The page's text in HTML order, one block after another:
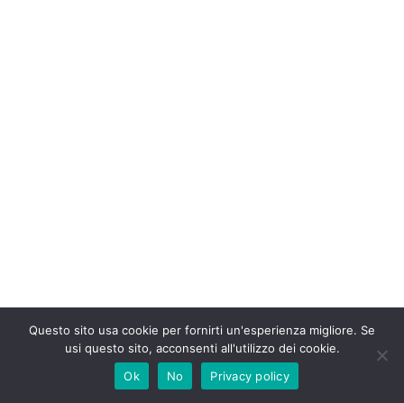
Questo sito usa cookie per fornirti un'esperienza migliore. Se
usi questo sito, acconsenti all'utilizzo dei cookie.
Ok
No Privacy policy